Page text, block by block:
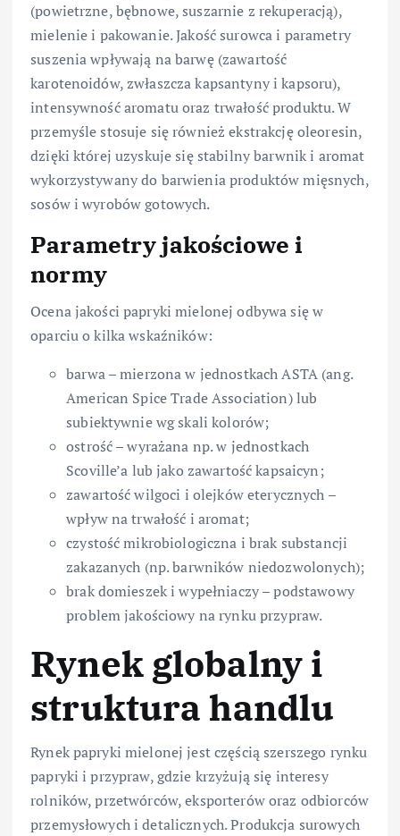
(powietrzne, bębnowe, suszarnie z rekuperacją),
mielenie i pakowanie. Jakość surowca i parametry
suszenia wpływają na barwę (zawartość
karotenoidów, zwłaszcza kapsantyny i kapsoru),
intensywność aromatu oraz trwałość produktu. W
przemyśle stosuje się również ekstrakcję oleoresin,
dzięki której uzyskuje się stabilny barwnik i aromat
wykorzystywany do barwienia produktów mięsnych,
sosów i wyrobów gotowych.
Parametry jakościowe i
normy
Ocena jakości papryki mielonej odbywa się w
oparciu o kilka wskaźników:
barwa – mierzona w jednostkach ASTA (ang.
American Spice Trade Association) lub
subiektywnie wg skali kolorów;
ostrość – wyrażana np. w jednostkach
Scoville’a lub jako zawartość kapsaicyn;
zawartość wilgoci i olejków eterycznych –
wpływ na trwałość i aromat;
czystość mikrobiologiczna i brak substancji
zakazanych (np. barwników niedozwolonych);
brak domieszek i wypełniaczy – podstawowy
problem jakościowy na rynku przypraw.
Rynek globalny i
struktura handlu
Rynek papryki mielonej jest częścią szerszego rynku
papryki i przypraw, gdzie krzyżują się interesy
rolników, przetwórców, eksporterów oraz odbiorców
przemysłowych i detalicznych. Produkcja surowych